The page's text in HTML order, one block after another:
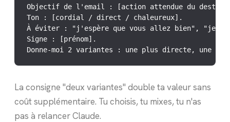
Objectif de l'email : [action attendue du
Ton : [cordial / direct / chaleureux].
À éviter : "j'espère que vous allez bien", "je me
Signe : [prénom].
Donne-moi 2 variantes : une plus directe, une
La consigne "deux variantes" double ta valeur sans
coût supplémentaire. Tu choisis, tu mixes, tu n'as
pas à relancer Claude.